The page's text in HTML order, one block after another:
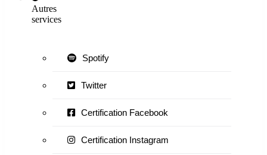
Autres
services
Spotify
Twitter
Certification Facebook
Certification Instagram